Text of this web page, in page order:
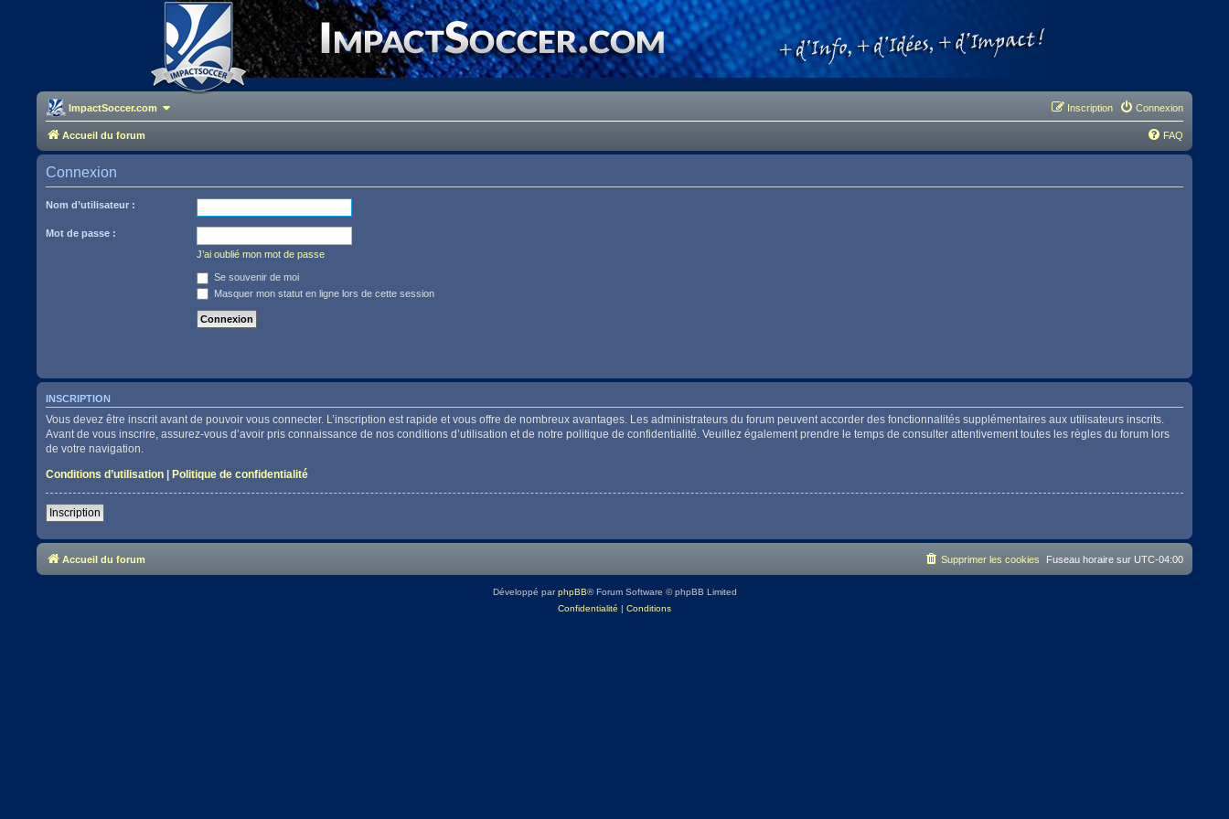
ImpactSoccer.com Connexion
Inscription
Accueil du forum FAQ
Connexion
Nom d’utilisateur :
Mot de passe :
J’ai oublié mon mot de passe
Se souvenir de moi
Masquer mon statut en ligne lors de cette session
INSCRIPTION
Vous devez être inscrit avant de pouvoir vous connecter. L’inscription est rapide et vous offre de nombreux avantages. Les administrateurs du forum peuvent accorder des fonctionnalités supplémentaires aux utilisateurs inscrits.
Avant de vous inscrire, assurez-vous d’avoir pris connaissance de nos conditions d’utilisation et de notre politique de confidentialité. Veuillez également prendre le temps de consulter attentivement toutes les règles du forum lors
de votre navigation.
Conditions d’utilisation |Politique de confidentialité
Inscription
Accueil du forum Fuseau horaire sur UTC-04:00
Supprimer les cookies
Développé parphpBB® Forum Software © phpBB Limited
Confidentialité | Conditions